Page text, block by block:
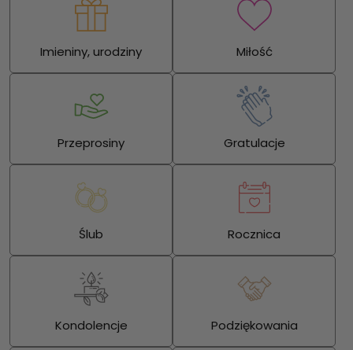
Imieniny, urodziny Miłość
Przeprosiny Gratulacje
Ślub Rocznica
Kondolencje Podziękowania